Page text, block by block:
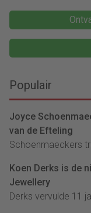
Populair
Joyce
van de Efteling
Schoenmaeckers
Koen Derks is de
Jewellery
Derks vervulde 11